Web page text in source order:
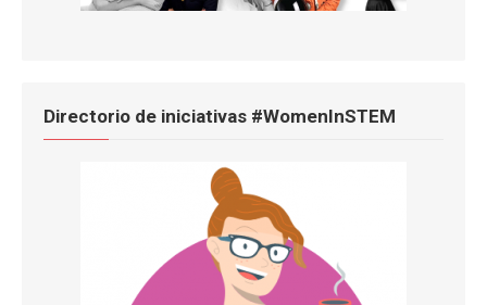
Directorio de iniciativas #WomenInSTEM